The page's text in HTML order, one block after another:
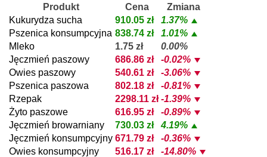
Produkt
Cena
Zmiana
Kukurydza sucha
910.05 zł
1.37%
Pszenica konsumpcyjna 838.74 zł
1.01%
Mleko
1.75 zł
0.00%
Jęczmień paszowy
686.86 zł
-0.02%
Owies paszowy
540.61 zł
-3.06%
Pszenica paszowa
802.18 zł
-0.81%
Rzepak
2298.11 zł -1.39%
Żyto paszowe
616.95 zł
-0.89%
Jęczmień browarniany
730.03 zł
4.19%
Jęczmień konsumpcyjny 671.79 zł
-0.36%
Owies konsumpcyjny
516.17 zł
-14.80%